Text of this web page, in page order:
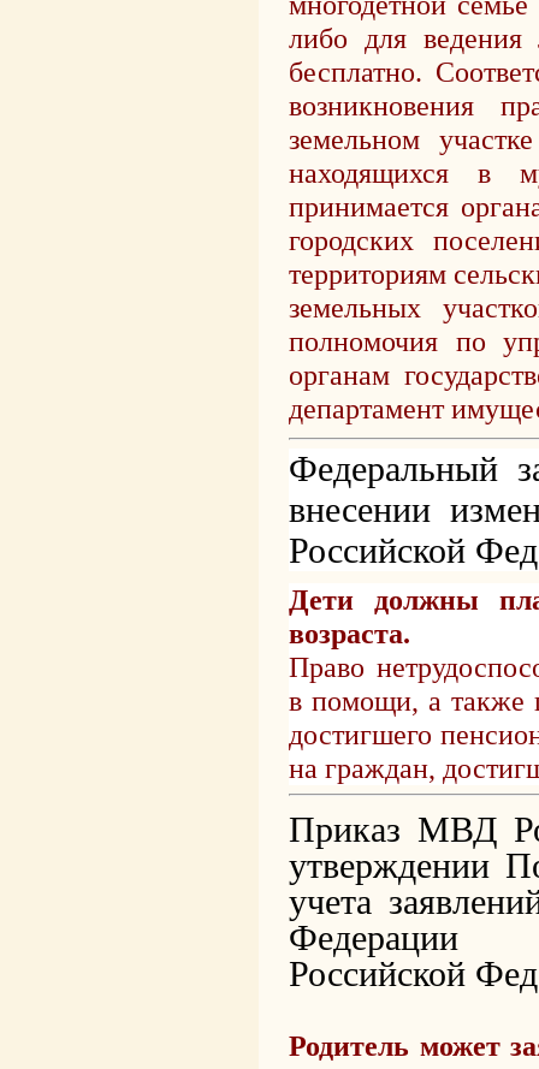
либо для
бесплатно.
возникновения
земельном
находящихся в
принимается
городских
территориям
земельных
полномочия по
органам
департамент
Федеральный
внесении
Российской
Дети должны
возраста.
Право
в помощи, а также
достигшего
на граждан,
Приказ МВД
утверждении
учета
Федерации
Российской
Родитель может